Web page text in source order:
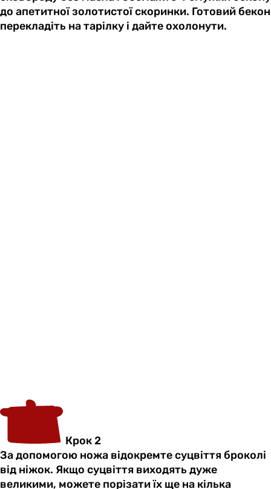
до апетитної золотистої скоринки. Готовий бекон
перекладіть на тарілку і дайте охолонути.
Крок 2
За допомогою ножа відокремте суцвіття броколі
від ніжок. Якщо суцвіття виходять дуже
великими, можете порізати їх ще на кілька